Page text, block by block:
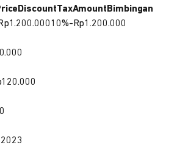
Rp1.200.000